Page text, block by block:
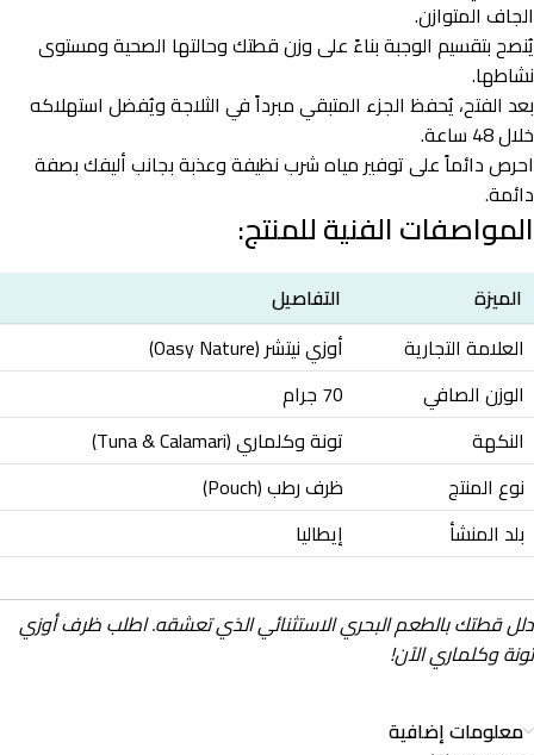
الجاف المتوازن.
يُنصح بتقسيم الوجبة بناءً على وزن قطتك وحالتها الصحية ومستوى
نشاطها.
بعد الفتح، يُحفظ الجزء المتبقي مبرداً في الثلاجة ويُفضل استهلاكه
خلال 48 ساعة.
احرص دائماً على توفير مياه شرب نظيفة وعذبة بجانب أليفك بصفة
دائمة.
المواصفات الفنية للمنتج:
الميزة
التفاصيل
العلامة التجارية
أوزي نيتشر (Oasy Nature)
الوزن الصافي
70 جرام
النكهة
تونة وكلماري (Tuna & Calamari)
نوع المنتج
ظرف رطب (Pouch)
بلد المنشأ
إيطاليا
دلل قطتك بالطعم البحري الاستثنائي الذي تعشقه. اطلب ظرف أوزي
تونة وكلماري الآن!
معلومات إضافية